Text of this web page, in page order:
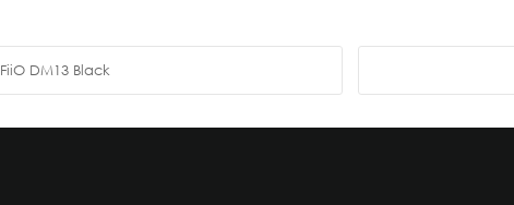
FiiO DM13 Black